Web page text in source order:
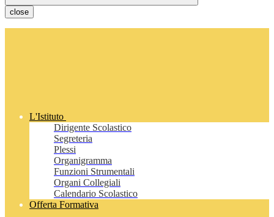
close
L'Istituto
Dirigente Scolastico
Segreteria
Plessi
Organigramma
Funzioni Strumentali
Organi Collegiali
Calendario Scolastico
Offerta Formativa